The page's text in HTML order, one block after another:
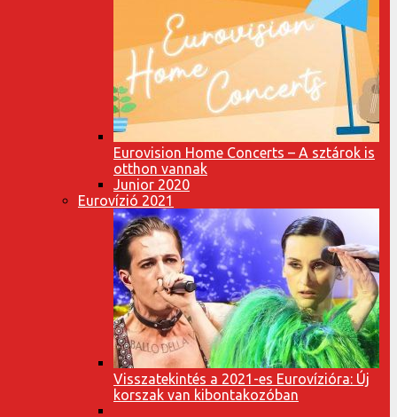
Eurovision Home Concerts – A sztárok is
otthon vannak
Junior 2020
Eurovízió 2021
Visszatekintés a 2021-es Eurovízióra: Új
korszak van kibontakozóban